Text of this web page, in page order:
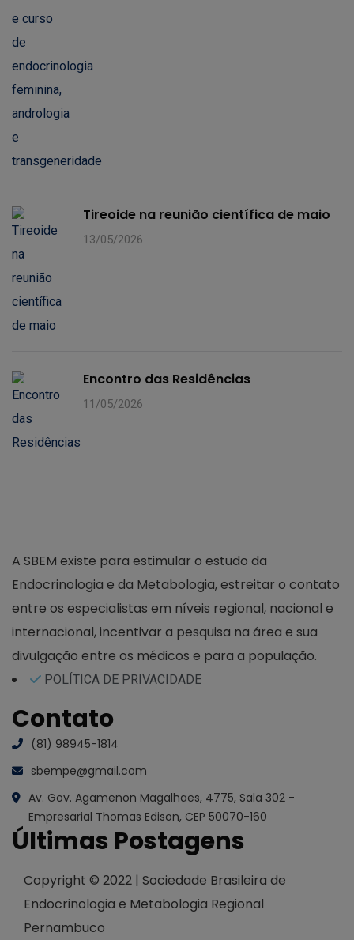
Tireoide na reunião científica de maio
13/05/2026
Encontro das Residências
11/05/2026
A SBEM existe para estimular o estudo da
Endocrinologia e da Metabologia, estreitar o contato
entre os especialistas em níveis regional, nacional e
internacional, incentivar a pesquisa na área e sua
divulgação entre os médicos e para a população.
POLÍTICA DE PRIVACIDADE
Contato
(81) 98945-1814
sbempe@gmail.com
Av. Gov. Agamenon Magalhaes, 4775, Sala 302 -
Empresarial Thomas Edison, CEP 50070-160
Últimas Postagens
Copyright © 2022 | Sociedade Brasileira de
Endocrinologia e Metabologia Regional
Pernambuco